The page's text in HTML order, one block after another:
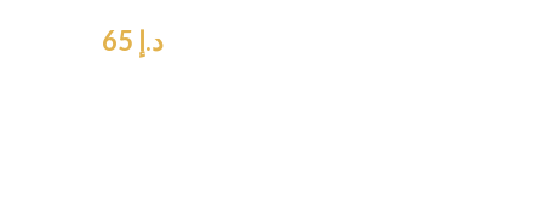
د.إ